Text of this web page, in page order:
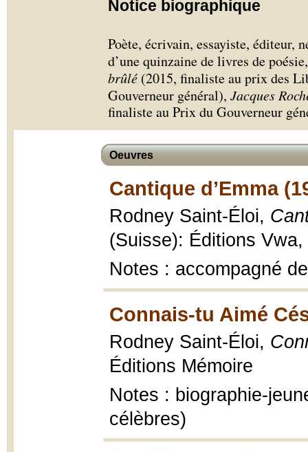
Notice biographique
Poète, écrivain, essayiste, éditeur,
d’une quinzaine de livres de
brûlé (2015, finaliste au prix des
Gouverneur général), Jacques
finaliste au Prix du Gouverneur
Oeuvres
Cantique d’Emma
Rodney Saint-Éloi,
(Suisse): Éditions Vwa,
Notes : accompagné
Connais-tu Aimé
Rodney Saint-Éloi,
Éditions Mémoire
Notes : biographie-
célèbres)